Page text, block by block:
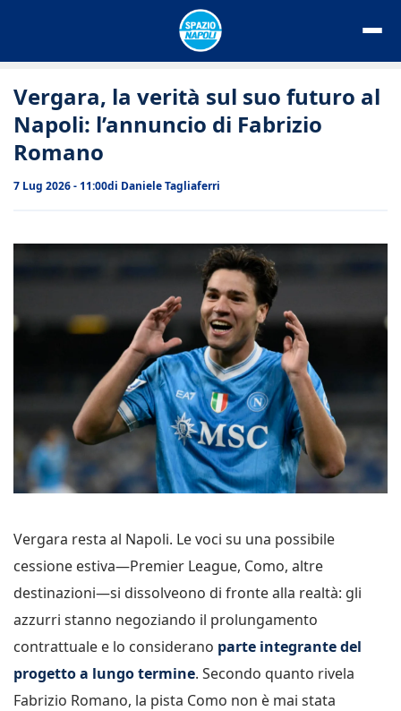
Vergara, la verità sul suo futuro al
Napoli: l’annuncio di Fabrizio
Romano
7 Lug 2026 - 11:00di Daniele Tagliaferri
Vergara resta al Napoli. Le voci su una possibile
cessione estiva—Premier League, Como, altre
destinazioni—si dissolveono di fronte alla realtà: gli
azzurri stanno negoziando il prolungamento
contrattuale e lo considerano parte integrante del
progetto a lungo termine. Secondo quanto rivela
Fabrizio Romano, la pista Como non è mai stata